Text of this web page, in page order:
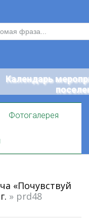
Календарь
Фотогалерея
«Почувствуй
» prd48